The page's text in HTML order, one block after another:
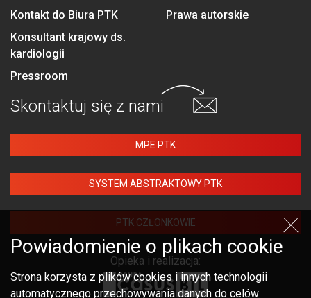
Kontakt do Biura PTK
Konsultant krajowy ds.
kardiologii
Pressroom
Prawa autorskie
Skontaktuj się z nami
MPE PTK
SYSTEM ABSTRAKTOWY PTK
PTK CZŁONKOWIE
Opieka i realizacja:
Powiadomienie o plikach cookie
Strona korzysta z plików cookies i innych technologii
automatycznego przechowywania danych do celów